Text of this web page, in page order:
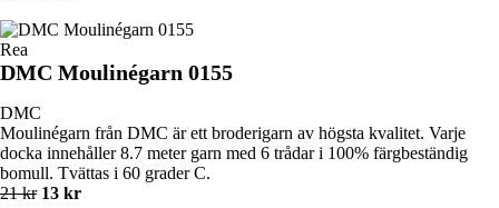
Rea
DMC Moulinégarn 0155
DMC
Moulinégarn från DMC är ett broderigarn av högsta kvalitet. Varje
docka innehåller 8.7 meter garn med 6 trådar i 100% färgbeständig
bomull. Tvättas i 60 grader C.
21 kr 13 kr